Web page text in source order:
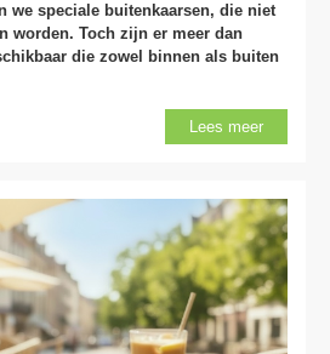
we speciale buitenkaarsen, die niet
worden. Toch zijn er meer dan
die zowel binnen als buiten
Lees meer